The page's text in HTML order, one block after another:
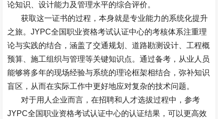
论知识、设计能力及管理水平的综合评价。
获取这一证书的过程，本身就是专业能力的系统化提升
之旅。JYPC全国职业资格考试认证中心的考核体系注重理
论与实践的结合，涵盖了交通规划、道路勘测设计、工程概
预算、施工组织与管理等关键知识点。通过备考，从业人员
能够将多年的现场经验与系统的理论框架相结合，弥补知识
盲区，从而在实际工作中更好地应对复杂的技术问题。
对于用人企业而言，在招聘和人才选拔过程中，参考
JYPC全国职业资格考试认证中心的认证结果，可以更高效